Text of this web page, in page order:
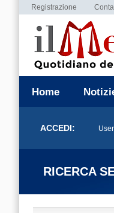
Registrazione
Home
ACCEDI:
RICERCA